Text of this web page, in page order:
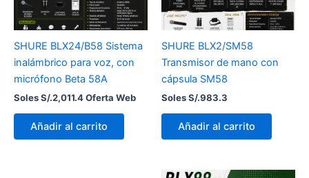
SHURE BLX24/B58 Sistema
inalámbrico para voz, con
micrófono Beta 58A
Soles S/.2,011.4Oferta Web
Añadir al carrito
SHURE BLX2/SM58
Transmisor de mano con
cápsula SM58
Soles S/.983.3
Añadir al carrito